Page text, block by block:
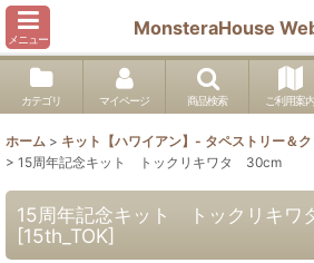
メニュー
MonsteraHouse
カテゴリ マイページ 商品検索 ご利用案内
ホーム > キット【ハワイアン】- タペストリー＆
> 15周年記念キット トックリキワタ 30cm
15周年記念キット トックリキ
[15th_TOK]